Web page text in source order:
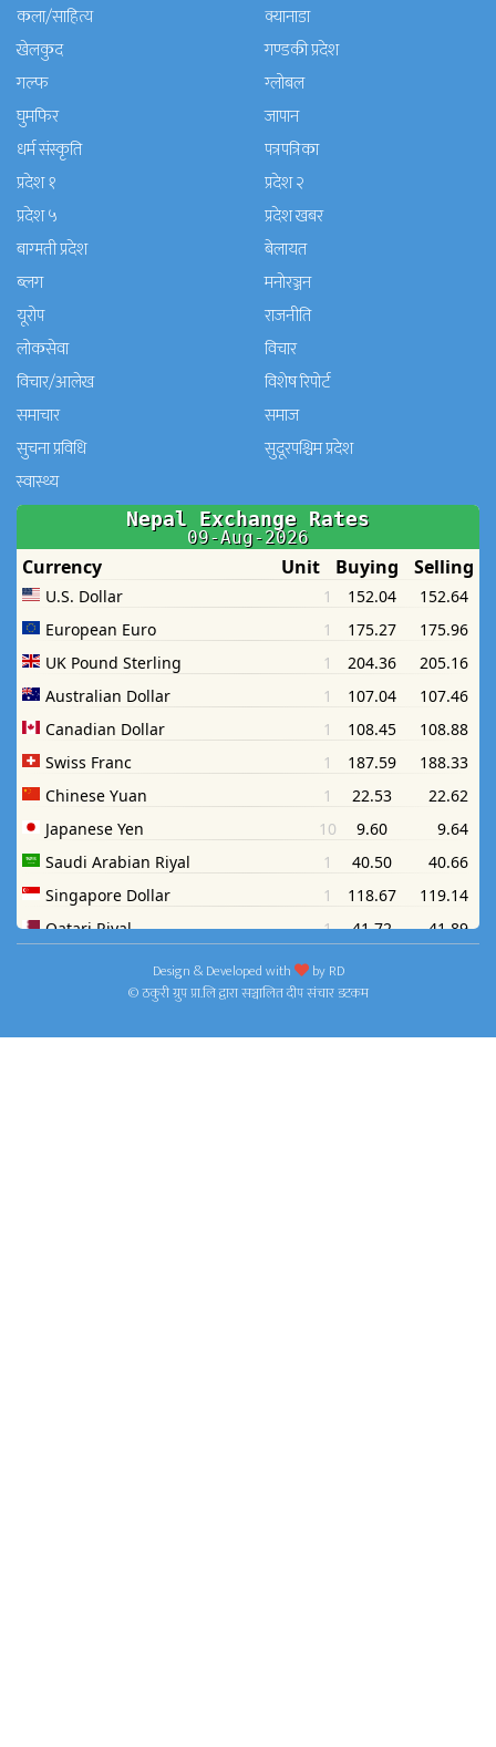
कला/साहित्य
क्यानाडा
खेलकुद
गण्डकी प्रदेश
गल्फ
ग्लोबल
घुमफिर
जापान
धर्म संस्कृति
पत्रपत्रिका
प्रदेश १
प्रदेश २
प्रदेश ५
प्रदेश खबर
बाग्मती प्रदेश
बेलायत
ब्लग
मनाेरञ्जन
यूरोप
राजनीति
लोकसेवा
विचार
विचार/आलेख
विशेष रिपोर्ट
समाचार
समाज
सुचना प्रविधि
सुदूरपश्चिम प्रदेश
स्वास्थ्य
Design & Developed with byRD
© ठकुरी ग्रुप प्रा.लि द्वारा सञ्चालित दीप संचार डटकम